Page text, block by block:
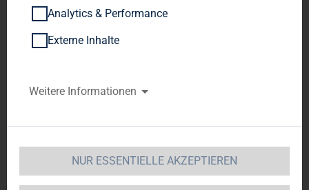
ANFRAGE ERHALTEN
Interesse!
Wir haben Ihre Anfrage erhalten und setzen
uns umgehend mit Ihnen in Verbindung.
Analytics & Performance
Externe Inhalte
Weitere Informationen
NUR ESSENTIELLE AKZEPTIEREN